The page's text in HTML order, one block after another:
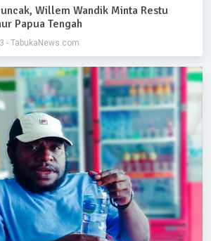
Willem Wandik Minta Restu
Papua Tengah
- TabukaNews.com